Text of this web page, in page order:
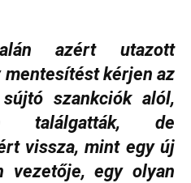
azért utazott
mentesítést kérjen az
szankciók alól,
találgatták, de
vissza, mint egy új
vezetője, egy olyan